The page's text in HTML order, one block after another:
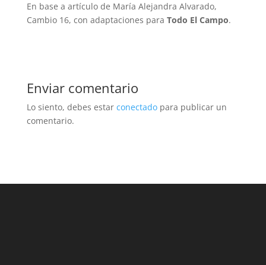
En base a artículo de María Alejandra Alvarado,
Cambio 16, con adaptaciones para Todo El Campo.
Enviar comentario
Lo siento, debes estar conectadopara publicar un
comentario.